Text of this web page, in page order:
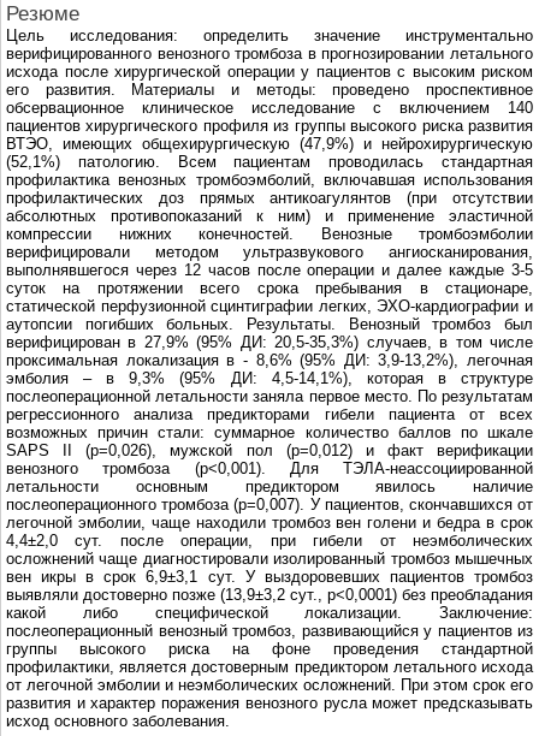
Резюме
Цель исследования: определить значение инструментально
верифицированного венозного тромбоза в прогнозировании летального
исхода после хирургической операции у пациентов с высоким риском
его развития. Материалы и методы: проведено проспективное
обсервационное клиническое исследование с включением 140
пациентов хирургического профиля из группы высокого риска развития
ВТЭО, имеющих общехирургическую (47,9%) и нейрохирургическую
(52,1%) патологию. Всем пациентам проводилась стандартная
профилактика венозных тромбоэмболий, включавшая использования
профилактических доз прямых антикоагулянтов (при отсутствии
абсолютных противопоказаний к ним) и применение эластичной
компрессии нижних конечностей. Венозные тромбоэмболии
верифицировали методом ультразвукового ангиосканирования,
выполнявшегося через 12 часов после операции и далее каждые 3-5
суток на протяжении всего срока пребывания в стационаре,
статической перфузионной сцинтиграфии легких, ЭХО-кардиографии и
аутопсии погибших больных. Результаты. Венозный тромбоз был
верифицирован в 27,9% (95% ДИ: 20,5-35,3%) случаев, в том числе
проксимальная локализация в - 8,6% (95% ДИ: 3,9-13,2%), легочная
эмболия – в 9,3% (95% ДИ: 4,5-14,1%), которая в структуре
послеоперационной летальности заняла первое место. По результатам
регрессионного анализа предикторами гибели пациента от всех
возможных причин стали: суммарное количество баллов по шкале
SAPS II (p=0,026), мужской пол (p=0,012) и факт верификации
венозного тромбоза (р<0,001). Для ТЭЛА-неассоциированной
летальности основным предиктором явилось наличие
послеоперационного тромбоза (р=0,007). У пациентов, скончавшихся от
легочной эмболии, чаще находили тромбоз вен голени и бедра в срок
4,4±2,0 сут. после операции, при гибели от неэмболических
осложнений чаще диагностировали изолированный тромбоз мышечных
вен икры в срок 6,9±3,1 сут. У выздоровевших пациентов тромбоз
выявляли достоверно позже (13,9±3,2 сут., p<0,0001) без преобладания
какой либо специфической локализации. Заключение:
послеоперационный венозный тромбоз, развивающийся у пациентов из
группы высокого риска на фоне проведения стандартной
профилактики, является достоверным предиктором летального исхода
от легочной эмболии и неэмболических осложнений. При этом срок его
развития и характер поражения венозного русла может предсказывать
исход основного заболевания.